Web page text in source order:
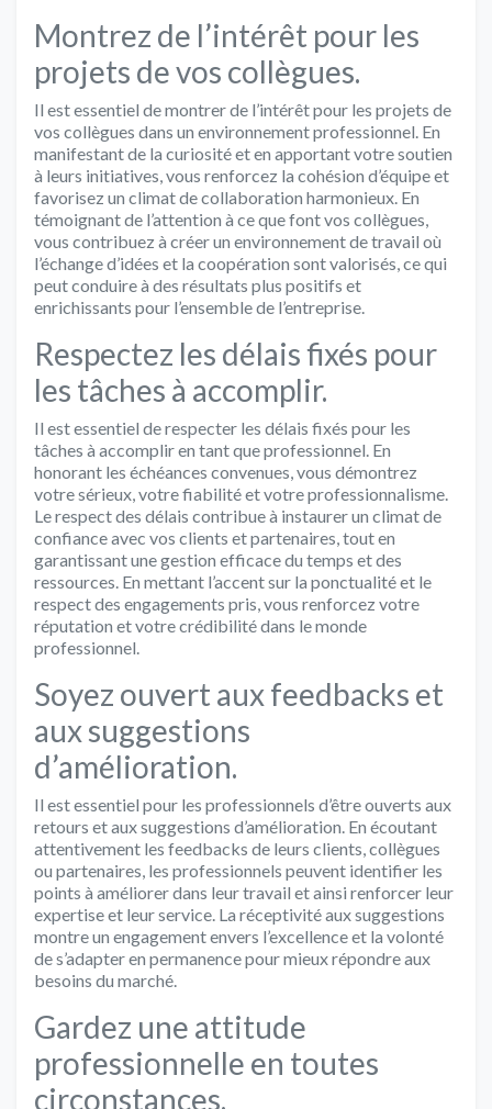
Montrez de l’intérêt pour les
projets de vos collègues.
Il est essentiel de montrer de l’intérêt pour les projets de
vos collègues dans un environnement professionnel. En
manifestant de la curiosité et en apportant votre soutien
à leurs initiatives, vous renforcez la cohésion d’équipe et
favorisez un climat de collaboration harmonieux. En
témoignant de l’attention à ce que font vos collègues,
vous contribuez à créer un environnement de travail où
l’échange d’idées et la coopération sont valorisés, ce qui
peut conduire à des résultats plus positifs et
enrichissants pour l’ensemble de l’entreprise.
Respectez les délais fixés pour
les tâches à accomplir.
Il est essentiel de respecter les délais fixés pour les
tâches à accomplir en tant que professionnel. En
honorant les échéances convenues, vous démontrez
votre sérieux, votre fiabilité et votre professionnalisme.
Le respect des délais contribue à instaurer un climat de
confiance avec vos clients et partenaires, tout en
garantissant une gestion efficace du temps et des
ressources. En mettant l’accent sur la ponctualité et le
respect des engagements pris, vous renforcez votre
réputation et votre crédibilité dans le monde
professionnel.
Soyez ouvert aux feedbacks et
aux suggestions
d’amélioration.
Il est essentiel pour les professionnels d’être ouverts aux
retours et aux suggestions d’amélioration. En écoutant
attentivement les feedbacks de leurs clients, collègues
ou partenaires, les professionnels peuvent identifier les
points à améliorer dans leur travail et ainsi renforcer leur
expertise et leur service. La réceptivité aux suggestions
montre un engagement envers l’excellence et la volonté
de s’adapter en permanence pour mieux répondre aux
besoins du marché.
Gardez une attitude
professionnelle en toutes
circonstances.